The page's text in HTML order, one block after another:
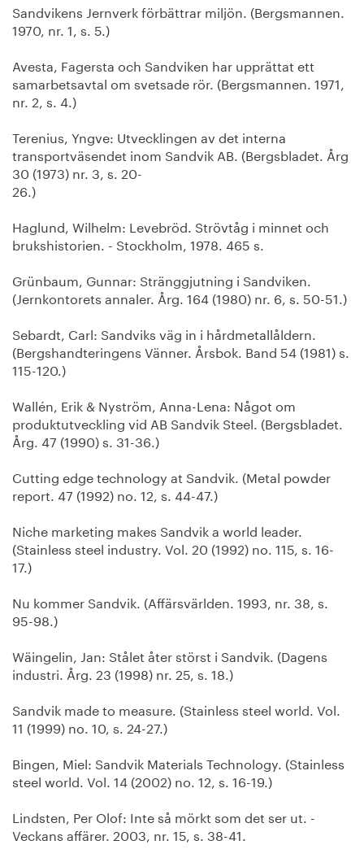
Sandvikens Jernverk förbättrar miljön. (Bergsmannen.
1970, nr. 1, s. 5.)
Avesta, Fagersta och Sandviken har upprättat ett
samarbetsavtal om svetsade rör. (Bergsmannen. 1971,
nr. 2, s. 4.)
Terenius, Yngve: Utvecklingen av det interna
transportväsendet inom Sandvik AB. (Bergsbladet. Årg
30 (1973) nr. 3, s. 20-
26.)
Haglund, Wilhelm: Levebröd. Strövtåg i minnet och
brukshistorien. - Stockholm, 1978. 465 s.
Grünbaum, Gunnar: Stränggjutning i Sandviken.
(Jernkontorets annaler. Årg. 164 (1980) nr. 6, s. 50-51.)
Sebardt, Carl: Sandviks väg in i hårdmetallåldern.
(Bergshandteringens Vänner. Årsbok. Band 54 (1981) s.
115-120.)
Wallén, Erik & Nyström, Anna-Lena: Något om
produktutveckling vid AB Sandvik Steel. (Bergsbladet.
Årg. 47 (1990) s. 31-36.)
Cutting edge technology at Sandvik. (Metal powder
report. 47 (1992) no. 12, s. 44-47.)
Niche marketing makes Sandvik a world leader.
(Stainless steel industry. Vol. 20 (1992) no. 115, s. 16-
17.)
Nu kommer Sandvik. (Affärsvärlden. 1993, nr. 38, s.
95-98.)
Wäingelin, Jan: Stålet åter störst i Sandvik. (Dagens
industri. Årg. 23 (1998) nr. 25, s. 18.)
Sandvik made to measure. (Stainless steel world. Vol.
11 (1999) no. 10, s. 24-27.)
Bingen, Miel: Sandvik Materials Technology. (Stainless
steel world. Vol. 14 (2002) no. 12, s. 16-19.)
Lindsten, Per Olof: Inte så mörkt som det ser ut. -
Veckans affärer. 2003, nr. 15, s. 38-41.